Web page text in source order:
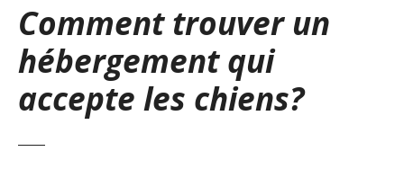
Comment trouver un
hébergement qui
accepte les chiens?